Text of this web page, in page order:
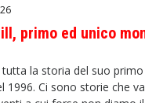
primo ed unico
la storia del suo
1996. Ci sono storie che